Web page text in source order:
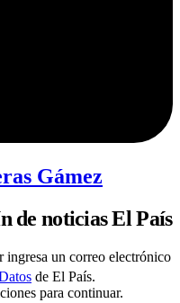
Gámez
de noticias El País
ingresa un correo electrónico
de El País.
para continuar.